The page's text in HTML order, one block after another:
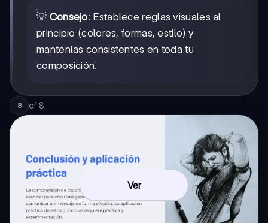
💡 Consejo: Establece reglas visuales al
principio (colores, formas, estilo) y
manténlas consistentes en toda tu
composición.
8 of 8
Ver